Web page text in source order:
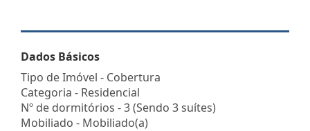
Dados Básicos
Tipo de Imóvel - Cobertura
Categoria - Residencial
Nº de dormitórios - 3 (Sendo 3 suítes)
Mobiliado - Mobiliado(a)